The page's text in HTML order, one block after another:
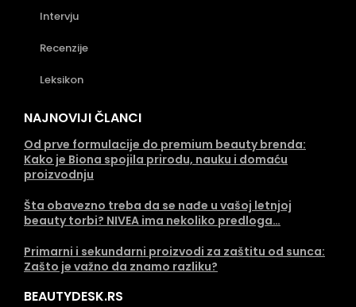
Intervju
Recenzije
Leksikon
NAJNOVIJI ČLANCI
Od prve formulacije do premium beauty brenda:
Kako je Biona spojila prirodu, nauku i domaću
proizvodnju
Šta obavezno treba da se nađe u vašoj letnjoj
beauty torbi? NIVEA ima nekoliko predloga…
Primarni i sekundarni proizvodi za zaštitu od sunca:
Zašto je važno da znamo razliku?
BEAUTYDESK.RS